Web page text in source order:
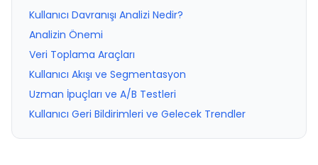
Kullanıcı Davranışı Analizi Nedir?
Analizin Önemi
Veri Toplama Araçları
Kullanıcı Akışı ve Segmentasyon
Uzman İpuçları ve A/B Testleri
Kullanıcı Geri Bildirimleri ve Gelecek Trendler